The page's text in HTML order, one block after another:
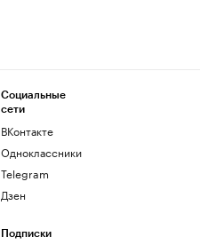
Социальные
сети
ВКонтакте
Одноклассники
Telegram
Дзен
Подписки